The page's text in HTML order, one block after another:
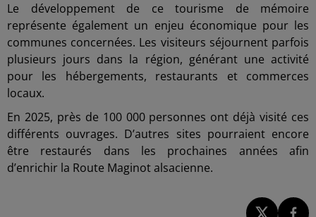
Le développement de ce tourisme de mémoire
représente également un enjeu économique pour les
communes concernées. Les visiteurs séjournent parfois
plusieurs jours dans la région, générant une activité
pour les hébergements, restaurants et commerces
locaux.
En 2025, près de 100 000 personnes ont déjà visité ces
différents ouvrages. D’autres sites pourraient encore
être restaurés dans les prochaines années afin
d’enrichir la Route Maginot alsacienne.